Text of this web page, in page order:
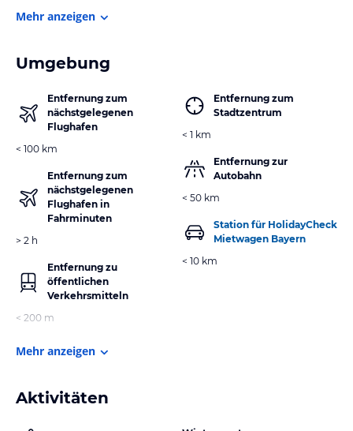
Mehr anzeigen
Umgebung
Entfernung zum
nächstgelegenen
Flughafen
< 100 km
Entfernung zum
nächstgelegenen
Flughafen in
Fahrminuten
> 2 h
Entfernung zu
öffentlichen
Verkehrsmitteln
< 200 m
Entfernung zum
Stadtzentrum
< 1 km
Entfernung zur
Autobahn
< 50 km
Station für HolidayCheck
Mietwagen Bayern
< 10 km
Mehr anzeigen
Aktivitäten